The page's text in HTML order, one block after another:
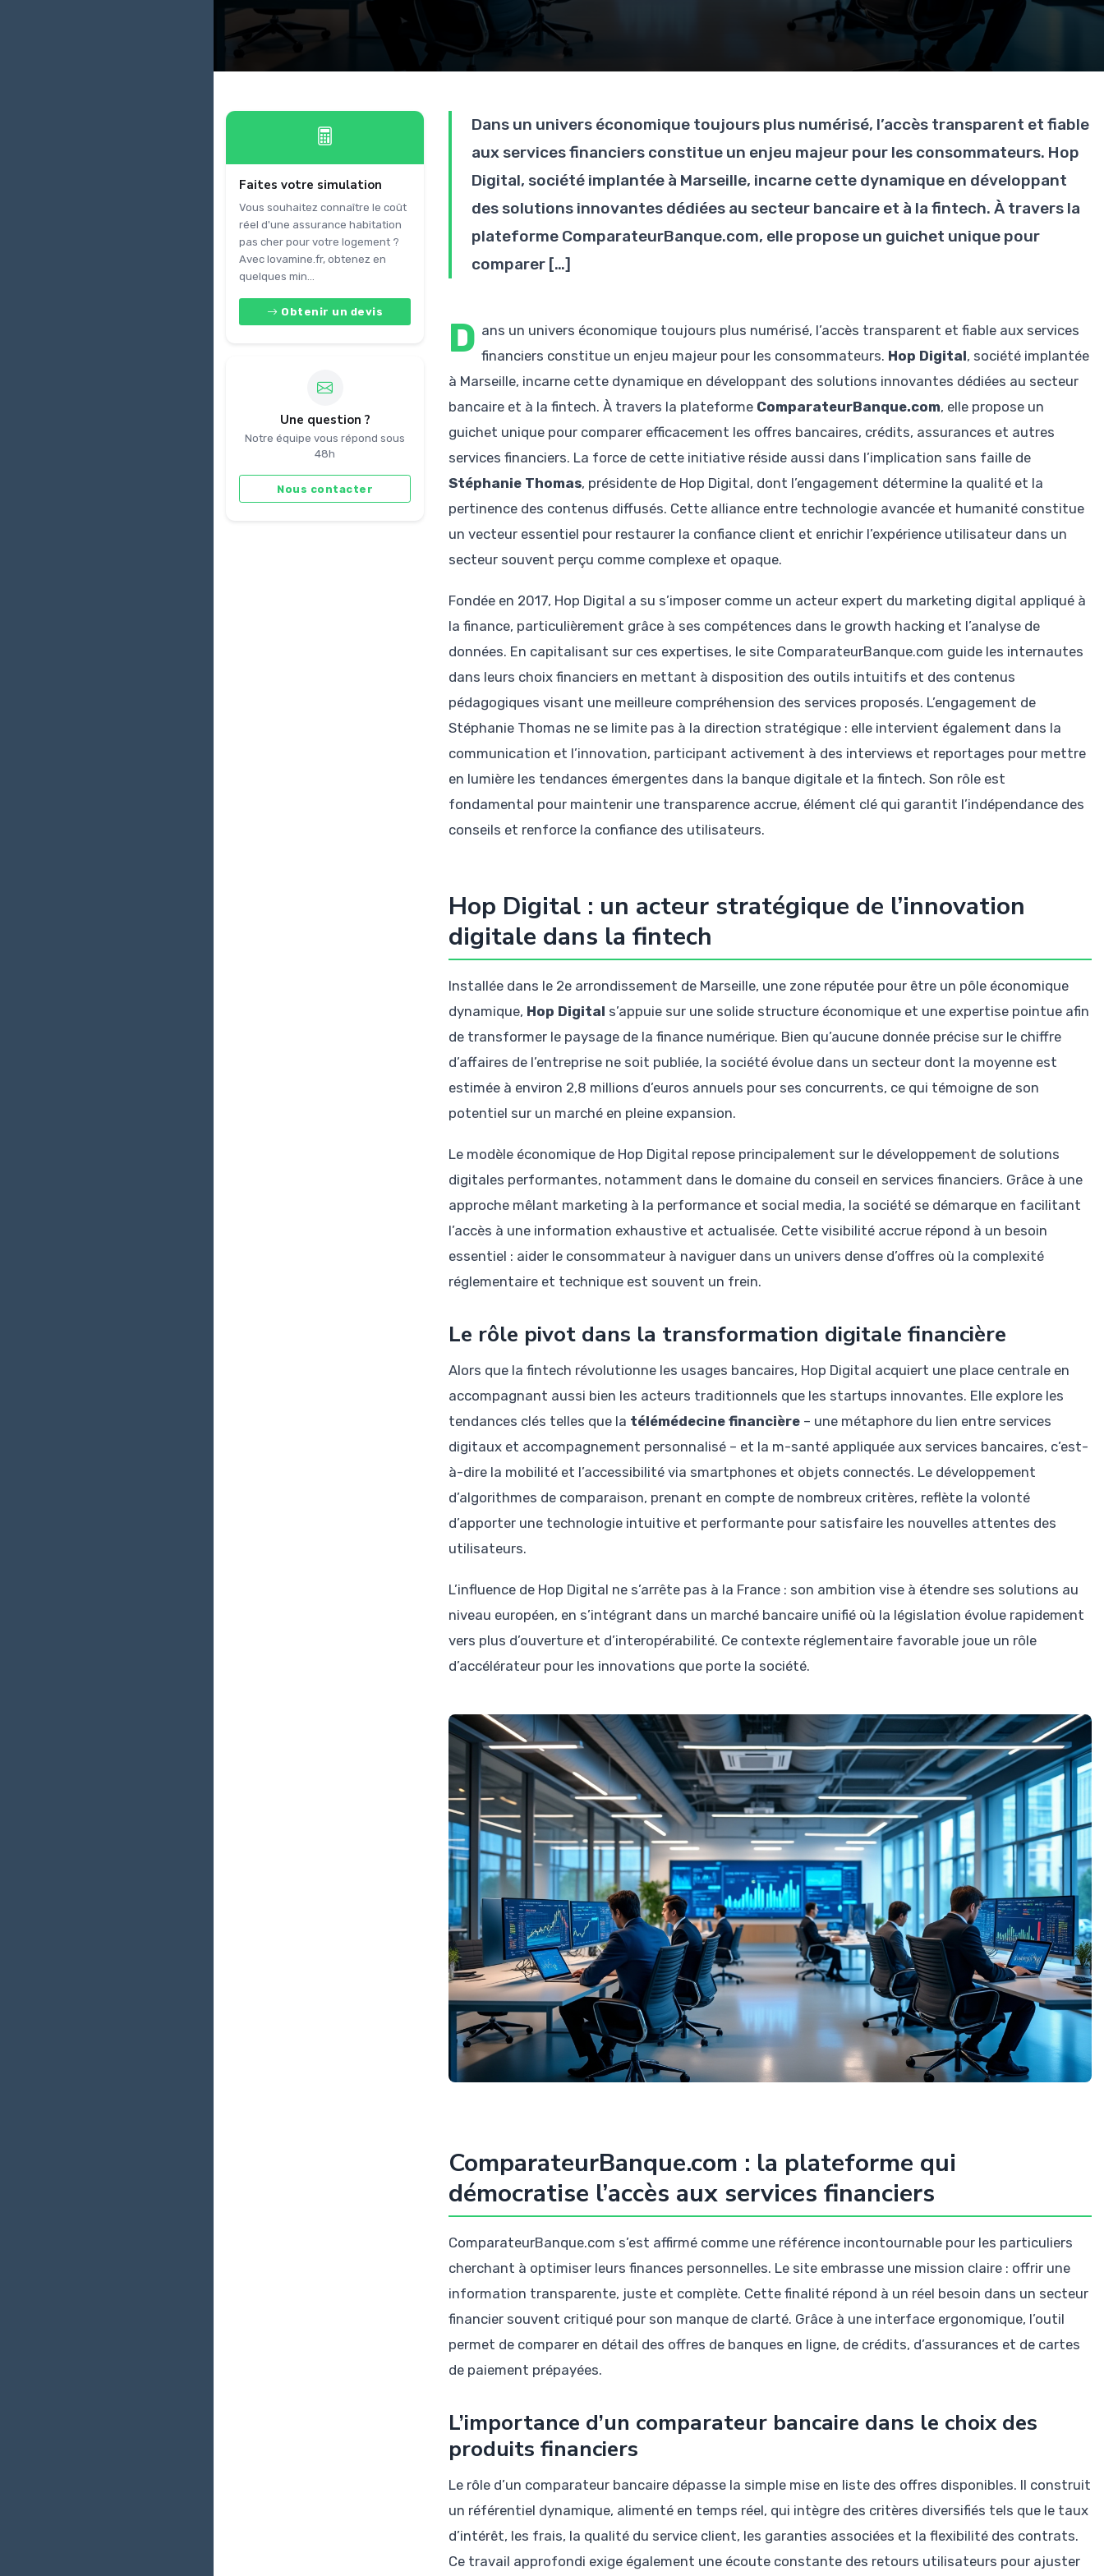
Faites votre simulation
Vous souhaitez connaître le coût
réel d'une assurance habitation
pas cher pour votre logement ?
Avec lovamine.fr, obtenez en
quelques min...
Obtenir un devis
Une question ?
Notre équipe vous répond sous
48h
Nous contacter
Dans un univers économique toujours plus numérisé, l’accès transparent et fiable
aux services financiers constitue un enjeu majeur pour les consommateurs. Hop
Digital, société implantée à Marseille, incarne cette dynamique en développant
des solutions innovantes dédiées au secteur bancaire et à la fintech. À travers la
plateforme ComparateurBanque.com, elle propose un guichet unique pour
comparer […]
D ans un univers économique toujours plus numérisé, l’accès transparent et fiable aux services
financiers constitue un enjeu majeur pour les consommateurs. Hop Digital, société implantée
à Marseille, incarne cette dynamique en développant des solutions innovantes dédiées au secteur
bancaire et à la fintech. À travers la plateforme ComparateurBanque.com, elle propose un
guichet unique pour comparer efficacement les offres bancaires, crédits, assurances et autres
services financiers. La force de cette initiative réside aussi dans l’implication sans faille de
Stéphanie Thomas, présidente de Hop Digital, dont l’engagement détermine la qualité et la
pertinence des contenus diffusés. Cette alliance entre technologie avancée et humanité constitue
un vecteur essentiel pour restaurer la confiance client et enrichir l’expérience utilisateur dans un
secteur souvent perçu comme complexe et opaque.
Fondée en 2017, Hop Digital a su s’imposer comme un acteur expert du marketing digital appliqué à
la finance, particulièrement grâce à ses compétences dans le growth hacking et l’analyse de
données. En capitalisant sur ces expertises, le site ComparateurBanque.com guide les internautes
dans leurs choix financiers en mettant à disposition des outils intuitifs et des contenus
pédagogiques visant une meilleure compréhension des services proposés. L’engagement de
Stéphanie Thomas ne se limite pas à la direction stratégique : elle intervient également dans la
communication et l’innovation, participant activement à des interviews et reportages pour mettre
en lumière les tendances émergentes dans la banque digitale et la fintech. Son rôle est
fondamental pour maintenir une transparence accrue, élément clé qui garantit l’indépendance des
conseils et renforce la confiance des utilisateurs.
Hop Digital : un acteur stratégique de l’innovation
digitale dans la fintech
Installée dans le 2e arrondissement de Marseille, une zone réputée pour être un pôle économique
dynamique, Hop Digital s’appuie sur une solide structure économique et une expertise pointue afin
de transformer le paysage de la finance numérique. Bien qu’aucune donnée précise sur le chiffre
d’affaires de l’entreprise ne soit publiée, la société évolue dans un secteur dont la moyenne est
estimée à environ 2,8 millions d’euros annuels pour ses concurrents, ce qui témoigne de son
potentiel sur un marché en pleine expansion.
Le modèle économique de Hop Digital repose principalement sur le développement de solutions
digitales performantes, notamment dans le domaine du conseil en services financiers. Grâce à une
approche mêlant marketing à la performance et social media, la société se démarque en facilitant
l’accès à une information exhaustive et actualisée. Cette visibilité accrue répond à un besoin
essentiel : aider le consommateur à naviguer dans un univers dense d’offres où la complexité
réglementaire et technique est souvent un frein.
Le rôle pivot dans la transformation digitale financière
Alors que la fintech révolutionne les usages bancaires, Hop Digital acquiert une place centrale en
accompagnant aussi bien les acteurs traditionnels que les startups innovantes. Elle explore les
tendances clés telles que la télémédecine financière – une métaphore du lien entre services
digitaux et accompagnement personnalisé – et la m-santé appliquée aux services bancaires, c’est-
à-dire la mobilité et l’accessibilité via smartphones et objets connectés. Le développement
d’algorithmes de comparaison, prenant en compte de nombreux critères, reflète la volonté
d’apporter une technologie intuitive et performante pour satisfaire les nouvelles attentes des
utilisateurs.
L’influence de Hop Digital ne s’arrête pas à la France : son ambition vise à étendre ses solutions au
niveau européen, en s’intégrant dans un marché bancaire unifié où la législation évolue rapidement
vers plus d’ouverture et d’interopérabilité. Ce contexte réglementaire favorable joue un rôle
d’accélérateur pour les innovations que porte la société.
ComparateurBanque.com : la plateforme qui
démocratise l’accès aux services financiers
ComparateurBanque.com s’est affirmé comme une référence incontournable pour les particuliers
cherchant à optimiser leurs finances personnelles. Le site embrasse une mission claire : offrir une
information transparente, juste et complète. Cette finalité répond à un réel besoin dans un secteur
financier souvent critiqué pour son manque de clarté. Grâce à une interface ergonomique, l’outil
permet de comparer en détail des offres de banques en ligne, de crédits, d’assurances et de cartes
de paiement prépayées.
L’importance d’un comparateur bancaire dans le choix des
produits financiers
Le rôle d’un comparateur bancaire dépasse la simple mise en liste des offres disponibles. Il construit
un référentiel dynamique, alimenté en temps réel, qui intègre des critères diversifiés tels que le taux
d’intérêt, les frais, la qualité du service client, les garanties associées et la flexibilité des contrats.
Ce travail approfondi exige également une écoute constante des retours utilisateurs pour ajuster